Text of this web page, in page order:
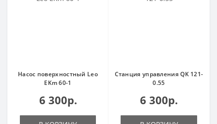
Насос поверхностный Leo
EKm 60-1
6 300р.
Станция управления QK 121-
0.55
6 300р.